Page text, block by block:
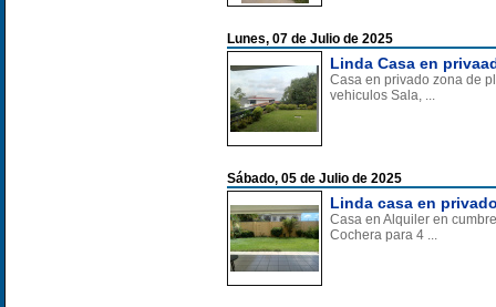
Lunes, 07 de Julio de 2025
Linda Casa en
Casa en privado zona de
vehiculos Sala, ...
Sábado, 05 de Julio de 2025
Linda casa en
Casa en Alquiler en
Cochera para 4 ...